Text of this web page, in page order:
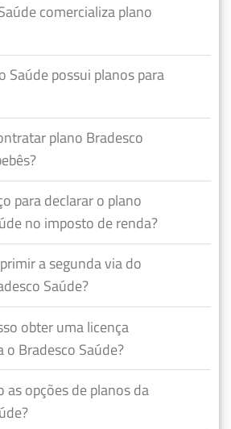
comercializa plano
Saúde possui planos para
plano Bradesco
para declarar o plano
no imposto de renda?
a segunda via do
Saúde?
obter uma licença
o Bradesco Saúde?
as opções de planos da